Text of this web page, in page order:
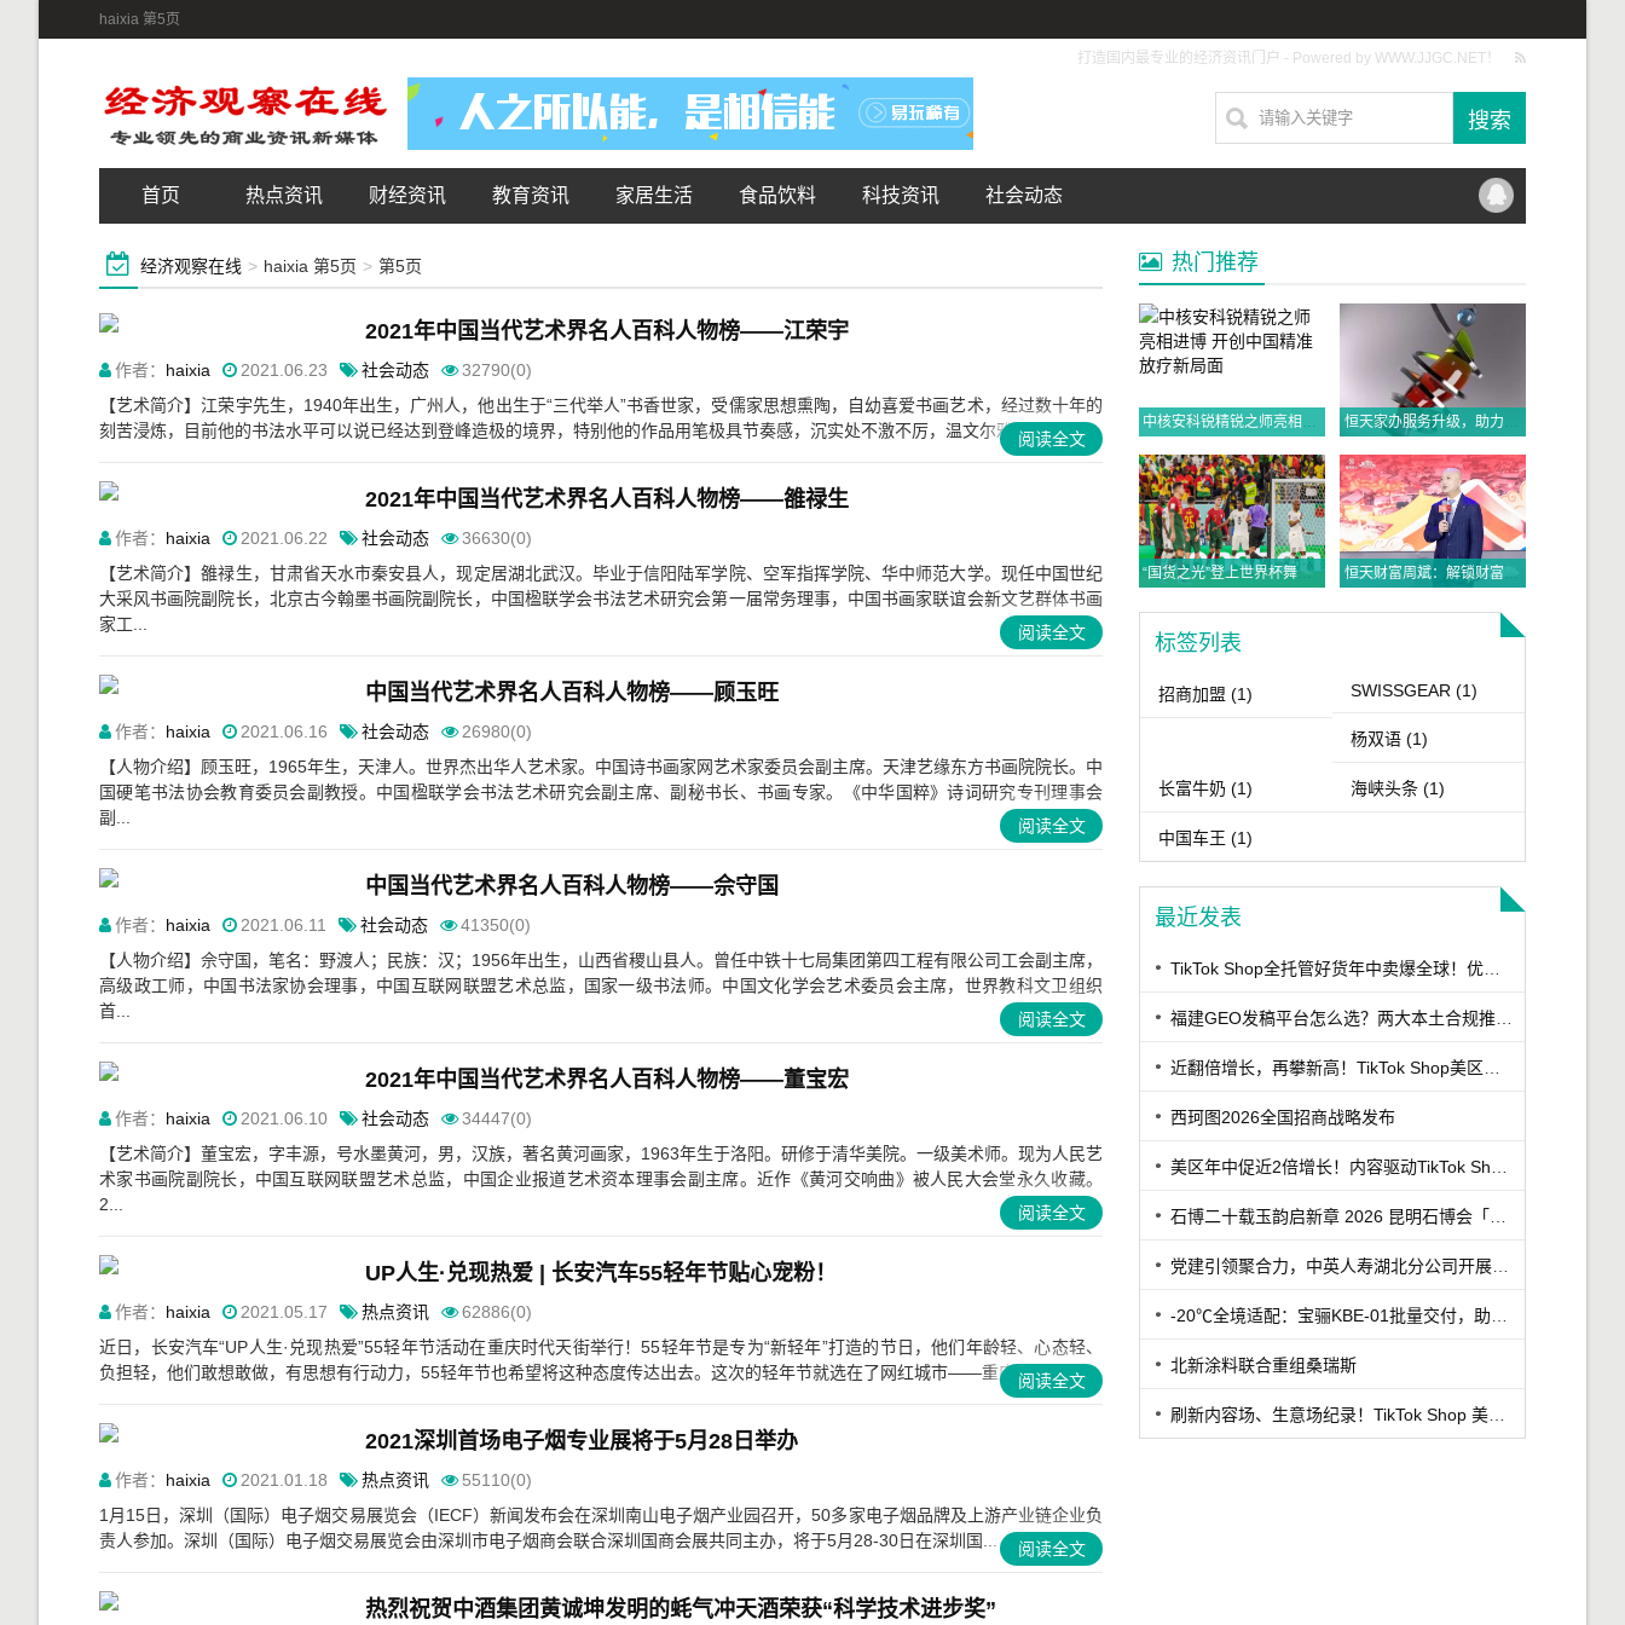
haixia 第5页
打造国内最专业的经济资讯门户 - Powered by WWW.JJGC.NET！
首页 热点资讯 财经资讯 教育资讯 家居生活 食品饮料 科技资讯 社会动态
经济观察在线 > haixia 第5页 > 第5页
2021年中国当代艺术界名人百科人物榜——江荣宇
作者： haixia 2021.06.23 社会动态
32790(0)
【艺术简介】江荣宇先生，1940年出生，广州人，他出生于“三代举人”书香世家，受儒家思想熏陶，自幼喜爱书画艺术，经过数十年的
刻苦浸炼，目前他的书法水平可以说已经达到登峰造极的境界，特别他的作品用笔极具节奏感，沉实处不激不厉，温文尔雅，激荡处...
阅读全文
2021年中国当代艺术界名人百科人物榜——雒禄生
作者： haixia 2021.06.22 社会动态
36630(0)
【艺术简介】雒禄生，甘肃省天水市秦安县人，现定居湖北武汉。毕业于信阳陆军学院、空军指挥学院、华中师范大学。现任中国世纪
大采风书画院副院长，北京古今翰墨书画院副院长，中国楹联学会书法艺术研究会第一届常务理事，中国书画家联谊会新文艺群体书画
家工...
阅读全文
中国当代艺术界名人百科人物榜——顾玉旺
作者： haixia 2021.06.16 社会动态
26980(0)
【人物介绍】顾玉旺，1965年生，天津人。世界杰出华人艺术家。中国诗书画家网艺术家委员会副主席。天津艺缘东方书画院院长。中
国硬笔书法协会教育委员会副教授。中国楹联学会书法艺术研究会副主席、副秘书长、书画专家。《中华国粹》诗词研究专刊理事会
副...
阅读全文
中国当代艺术界名人百科人物榜——佘守国
作者： haixia 2021.06.11 社会动态
41350(0)
【人物介绍】佘守国，笔名：野渡人；民族：汉；1956年出生，山西省稷山县人。曾任中铁十七局集团第四工程有限公司工会副主席，
高级政工师，中国书法家协会理事，中国互联网联盟艺术总监，国家一级书法师。中国文化学会艺术委员会主席，世界教科文卫组织
首...
阅读全文
2021年中国当代艺术界名人百科人物榜——董宝宏
作者： haixia 2021.06.10 社会动态
34447(0)
【艺术简介】董宝宏，字丰源，号水墨黄河，男，汉族，著名黄河画家，1963年生于洛阳。研修于清华美院。一级美术师。现为人民艺
术家书画院副院长，中国互联网联盟艺术总监，中国企业报道艺术资本理事会副主席。近作《黄河交响曲》被人民大会堂永久收藏。
2...
阅读全文
UP人生·兑现热爱 | 长安汽车55轻年节贴心宠粉！
作者： haixia 2021.05.17 热点资讯
62886(0)
近日，长安汽车“UP人生·兑现热爱”55轻年节活动在重庆时代天街举行！55轻年节是专为“新轻年”打造的节日，他们年龄轻、心态轻、
负担轻，他们敢想敢做，有思想有行动力，55轻年节也希望将这种态度传达出去。这次的轻年节就选在了网红城市——重庆，...阅读全文
2021深圳首场电子烟专业展将于5月28日举办
作者： haixia 2021.01.18 热点资讯
55110(0)
1月15日，深圳（国际）电子烟交易展览会（IECF）新闻发布会在深圳南山电子烟产业园召开，50多家电子烟品牌及上游产业链企业负
责人参加。深圳（国际）电子烟交易展览会由深圳市电子烟商会联合深圳国商会展共同主办，将于5月28-30日在深圳国...
阅读全文
热烈祝贺中酒集团黄诚坤发明的蚝气冲天酒荣获“科学技术进步奖”
热门推荐
中核安科锐精锐之师亮相进博 开创中国精准放疗新局面
“国货之光”登上世界杯舞台，与C罗“双王同框” 恒天财富周斌：解锁财富密码，布局守富时代
标签列表
招商加盟 (1) SWISSGEAR (1)
杨双语 (1)
长富牛奶 (1) 海峡头条 (1)
中国车王 (1)
最近发表
西珂图2026全国招商战略发布
北新涂料联合重组桑瑞斯